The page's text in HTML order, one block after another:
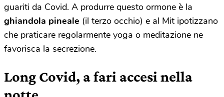
guariti da Covid. A produrre questo ormone è la
ghiandola pineale (il terzo occhio) e al Mit ipotizzano
che praticare regolarmente yoga o meditazione ne
favorisca la secrezione.
Long Covid, a fari accesi nella